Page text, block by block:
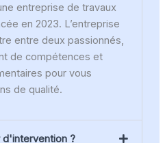
entreprise de travaux
en 2023. L’entreprise
entre deux passionnés,
de compétences et
pour vous
de qualité.
?